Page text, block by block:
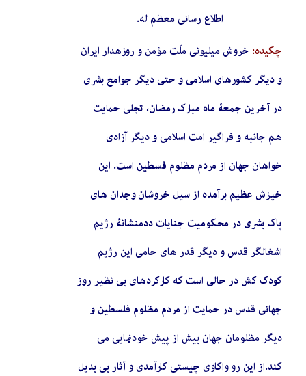
اطلاع رسانی معظم له.
چکیده: خروش میلیونی ملّت مؤمن و روزه­دار ایران
و دیگر کشورهای اسلامی و حتی دیگر جوامع بشری
در آخرین جمعۀ ماه مبارک رمضان، تجلی حمایت
هم جانبه و فراگیر امت اسلامی و دیگر آزادی
خواهان جهان از مردم مظلوم فسطین است. این
خیزش عظیم برآمده از سیل خروشان وجدان های
پاک بشری در محکومیت جنایات ددمنشانۀ رژیم
اشغالگر قدس و دیگر قدر های حامی این رژیم
کودک کش در حالی است که کارکردهای بی نظیر روز
جهانی قدس در حمایت از مردم مظلوم فلسطین و
دیگر مظلومان جهان بیش از پیش خودنمایی می
کند.از این رو واکاوی چیستی کارآمدی و آثار بی بدیل